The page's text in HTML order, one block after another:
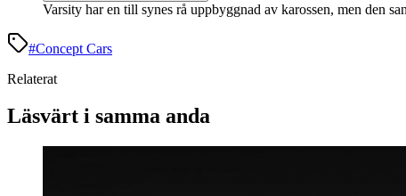
Varsity har en till synes rå uppbyggnad av karossen, men den
#Concept Cars
Relaterat
Läsvärt i samma anda